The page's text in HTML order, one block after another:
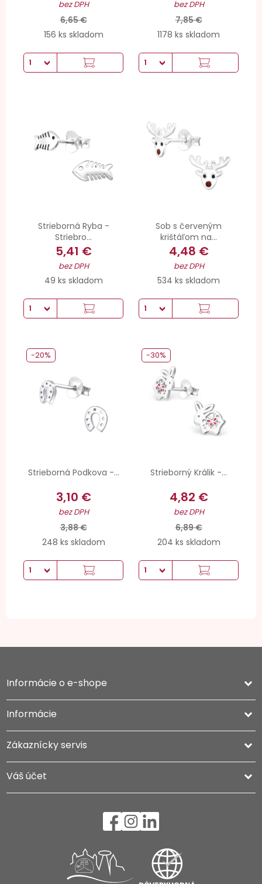
bez DPH
6,65 €
156 ks skladom
bez DPH
7,85 €
1178 ks skladom
Strieborná Ryba -
Striebro...
5,41 €
bez DPH
49 ks skladom
Sob s červeným
krištáľom na...
4,48 €
bez DPH
534 ks skladom
Strieborná Podkova -...
3,10 €
bez DPH
3,88 €
248 ks skladom
-20%
Strieborný Králik -...
4,82 €
bez DPH
6,89 €
204 ks skladom
-30%
Informácie o e-shope keyboard_arrow_down
Informácie 
Zákaznícky servis 
Váš účet 